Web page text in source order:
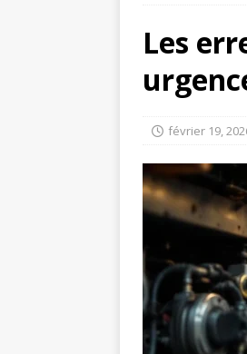
Les
février 19,